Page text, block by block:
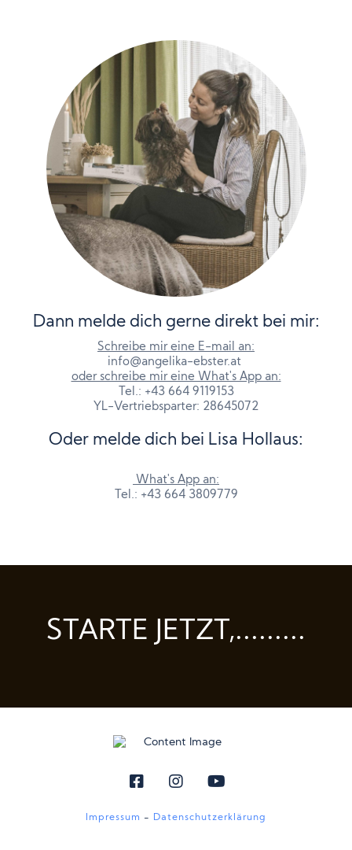
Dann melde dich gerne direkt bei mir:
Schreibe mir eine E-mail an:
info@angelika-ebster.at
oder schreibe mir eine What's App an:
Tel.: +43 664 9119153
YL-Vertriebsparter: 28645072
Oder melde dich bei Lisa Hollaus:
What's App an:
Tel.: +43 664 3809779
STARTE JETZT,.........
Impressum - Datenschutzerklärung